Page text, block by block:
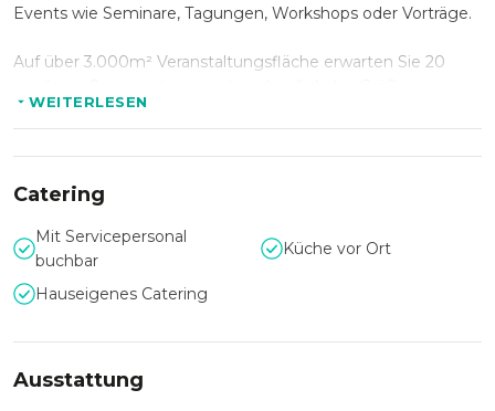
Events wie Seminare, Tagungen, Workshops oder Vorträge.
Auf über 3.000m² Veranstaltungsfläche erwarten Sie 20
großer Veranstaltungssaal für bis zu 400 Personen sowie ein
Restaurant und Aufenthaltsräume.
Der umliegende Garten umfasst rund 10.000m² auf denen
problemlos Teambuilding und Workshops im Freien
umgesetzt werden können. Zudem haben Sie die
Möglichkeit, die Eventfläche inkl. 3 Galerien mit
wechselnden Ausstellungen für private Anlässe zu nutzen.
WEITERLESEN
Catering
Mit Servicepersonal
buchbar
Küche vor Ort
Hauseigenes Catering
Ausstattung